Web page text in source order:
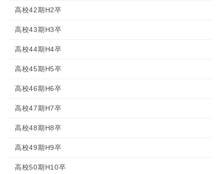
高校42期H2卒
高校43期H3卒
高校44期H4卒
高校45期H5卒
高校46期H6卒
高校47期H7卒
高校48期H8卒
高校49期H9卒
高校50期H10卒